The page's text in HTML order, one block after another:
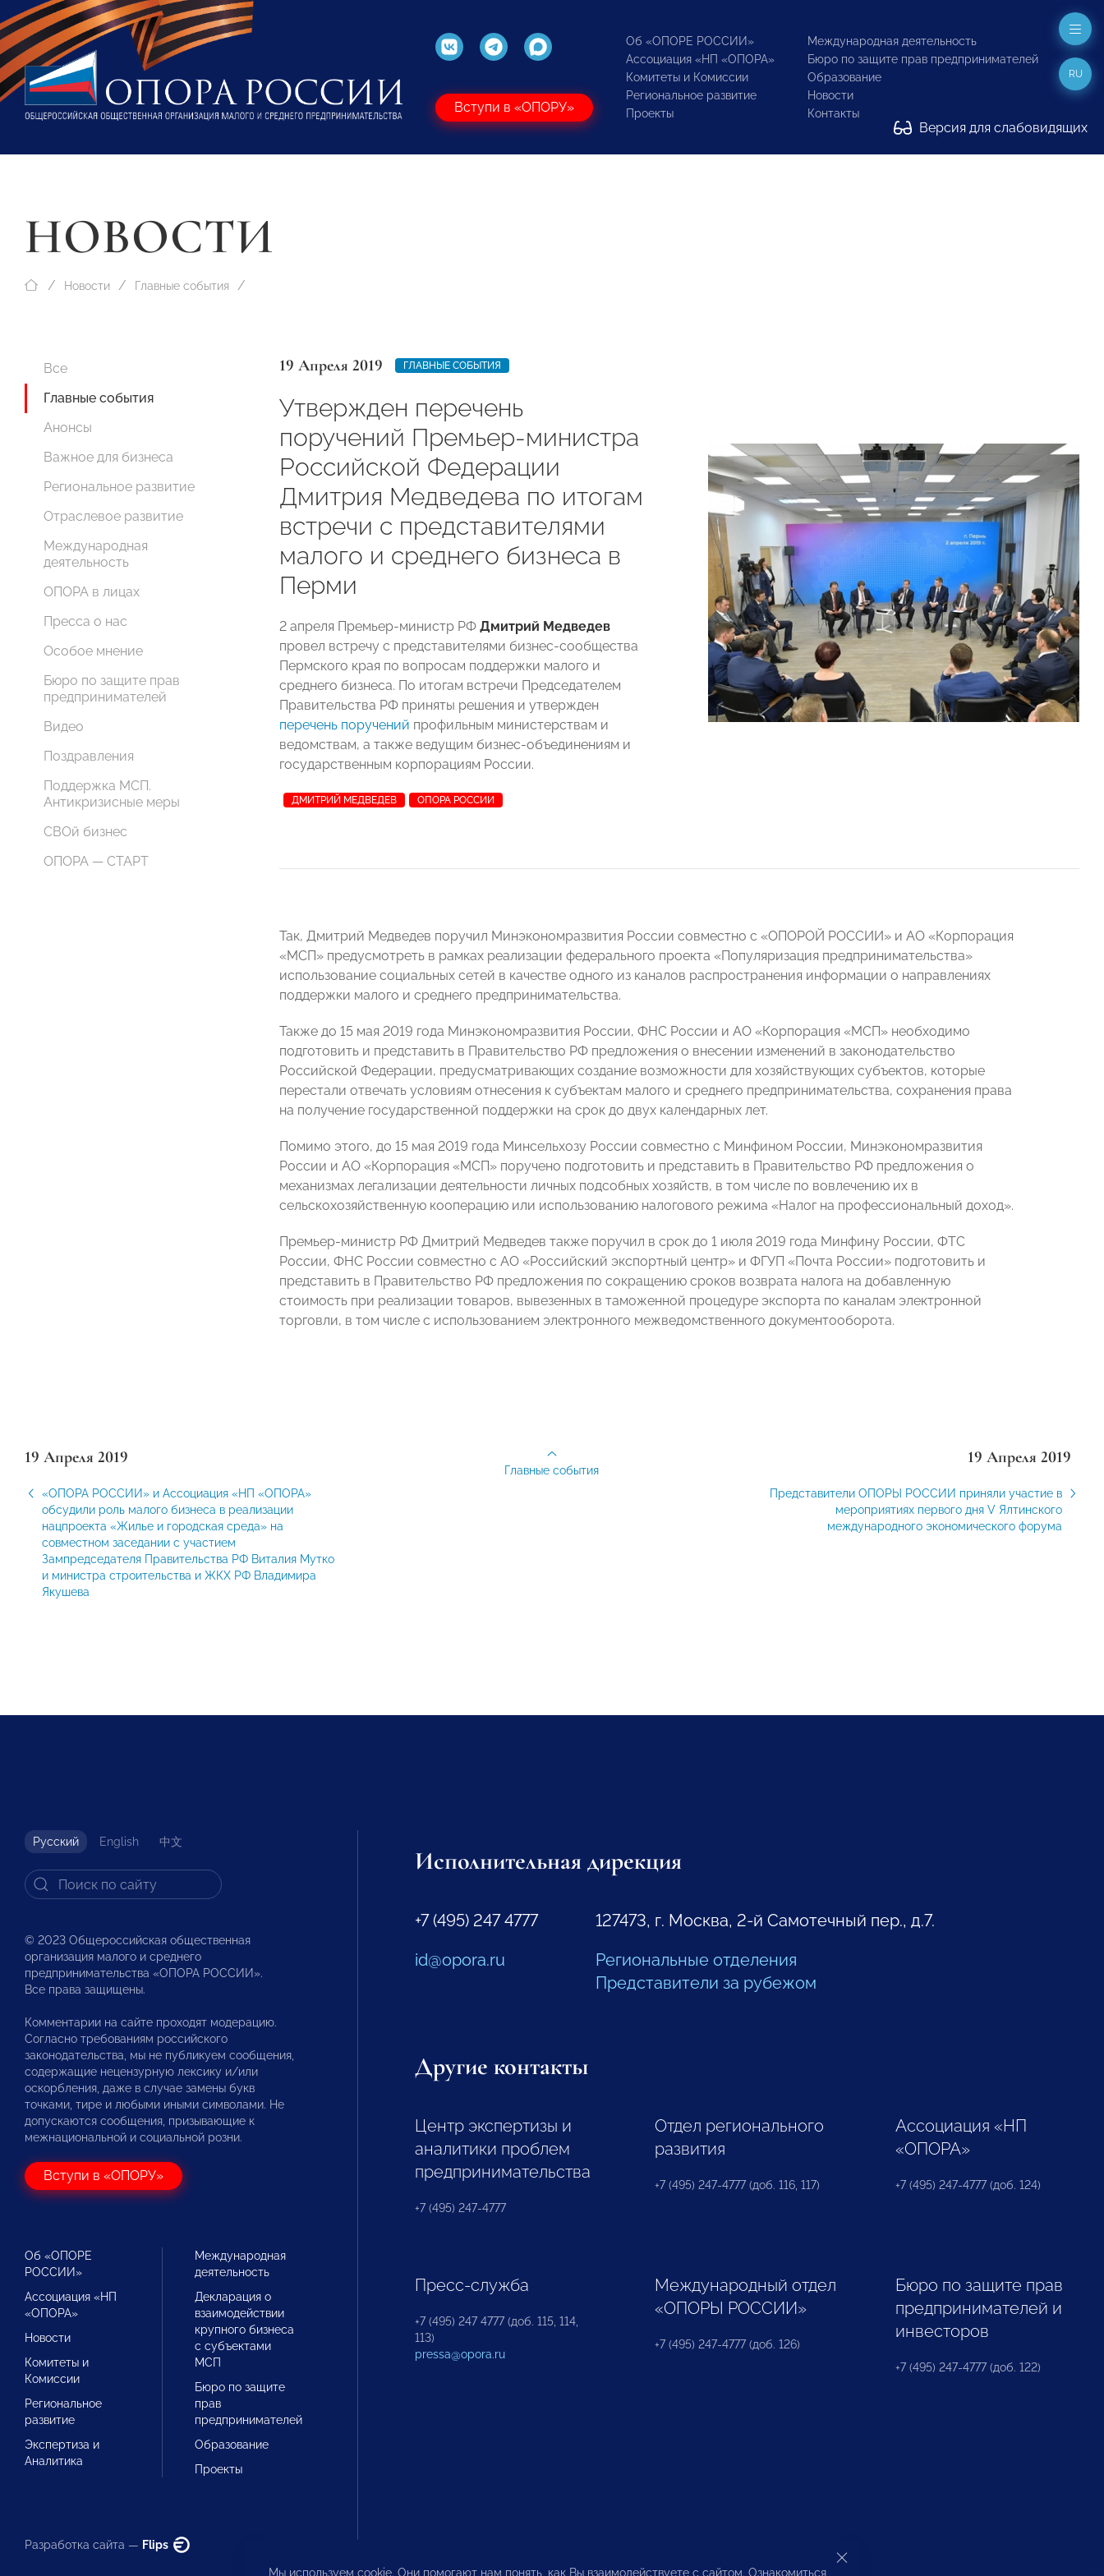
Вступи в «ОПОРУ»
Об «ОПОРЕ РОССИИ»
Ассоциация «НП «ОПОРА»
Комитеты и Комиссии
Региональное развитие
Проекты
Международная деятельность
Бюро по защите прав предпринимателей
Образование
Новости
Контакты
Версия для слабовидящих
RU
НОВОСТИ
Новости Главные события
Все
Главные события
Анонсы
Важное для бизнеса
Региональное развитие
Отраслевое развитие
Международная
деятельность
ОПОРА в лицах
Пресса о нас
Особое мнение
Бюро по защите прав
предпринимателей
Видео
Поздравления
Поддержка МСП.
Антикризисные меры
СВОй бизнес
ОПОРА — СТАРТ
19 Апреля 2019 ГЛАВНЫЕ СОБЫТИЯ
Утвержден перечень
поручений Премьер-министра
Российской Федерации
Дмитрия Медведева по итогам
встречи с представителями
малого и среднего бизнеса в
Перми
2 апреля Премьер-министр РФ Дмитрий Медведев
провел встречу с представителями бизнес-сообщества
Пермского края по вопросам поддержки малого и
среднего бизнеса. По итогам встречи Председателем
Правительства РФ приняты решения и утвержден
перечень поручений профильным министерствам и
ведомствам, а также ведущим бизнес-объединениям и
государственным корпорациям России.
ДМИТРИЙ МЕДВЕДЕВ ОПОРА РОССИИ
Так, Дмитрий Медведев поручил Минэкономразвития России совместно с «ОПОРОЙ РОССИИ» и АО «Корпорация
«МСП» предусмотреть в рамках реализации федерального проекта «Популяризация предпринимательства»
использование социальных сетей в качестве одного из каналов распространения информации о направлениях
поддержки малого и среднего предпринимательства.
Также до 15 мая 2019 года Минэкономразвития России, ФНС России и АО «Корпорация «МСП» необходимо
подготовить и представить в Правительство РФ предложения о внесении изменений в законодательство
Российской Федерации, предусматривающих создание возможности для хозяйствующих субъектов, которые
перестали отвечать условиям отнесения к субъектам малого и среднего предпринимательства, сохранения права
на получение государственной поддержки на срок до двух календарных лет.
Помимо этого, до 15 мая 2019 года Минсельхозу России совместно с Минфином России, Минэкономразвития
России и АО «Корпорация «МСП» поручено подготовить и представить в Правительство РФ предложения о
механизмах легализации деятельности личных подсобных хозяйств, в том числе по вовлечению их в
сельскохозяйственную кооперацию или использованию налогового режима «Налог на профессиональный доход».
Премьер-министр РФ Дмитрий Медведев также поручил в срок до 1 июля 2019 года Минфину России, ФТС
России, ФНС России совместно с АО «Российский экспортный центр» и ФГУП «Почта России» подготовить и
представить в Правительство РФ предложения по сокращению сроков возврата налога на добавленную
стоимость при реализации товаров, вывезенных в таможенной процедуре экспорта по каналам электронной
торговли, в том числе с использованием электронного межведомственного документооборота.
19 Апреля 2019
«ОПОРА РОССИИ» и Ассоциация «НП «ОПОРА»
обсудили роль малого бизнеса в реализации
нацпроекта «Жилье и городская среда» на
совместном заседании с участием
Зампредседателя Правительства РФ Виталия Мутко
и министра строительства и ЖКХ РФ Владимира
Якушева
19 Апреля 2019
Представители ОПОРЫ РОССИИ приняли участие в
мероприятиях первого дня V Ялтинского
международного экономического форума
Главные события
Русский English 中文
© 2023 Общероссийская общественная
организация малого и среднего
предпринимательства «ОПОРА РОССИИ».
Все права защищены.
Комментарии на сайте проходят модерацию.
Согласно требованиям российского
законодательства, мы не публикуем сообщения,
содержащие нецензурную лексику и/или
оскорбления, даже в случае замены букв
точками, тире и любыми иными символами. Не
допускаются сообщения, призывающие к
межнациональной и социальной розни.
Вступи в «ОПОРУ»
Об «ОПОРЕ
РОССИИ»
Ассоциация «НП
«ОПОРА»
Новости
Комитеты и
Комиссии
Региональное
развитие
Экспертиза и
Аналитика
Международная
деятельность
Декларация о
взаимодействии
крупного бизнеса
с субъектами
МСП
Бюро по защите
прав
предпринимателей
Образование
Проекты
Разработка сайта — Flips
Исполнительная дирекция
+7 (495) 247 4777
id@opora.ru
127473, г. Москва, 2-й Самотечный пер., д.7.
Региональные отделения
Представители за рубежом
Другие контакты
Центр экспертизы и
аналитики проблем
предпринимательства
+7 (495) 247-4777
Отдел регионального
развития
+7 (495) 247-4777 (доб. 116, 117)
Ассоциация «НП
«ОПОРА»
+7 (495) 247-4777 (доб. 124)
Пресс-служба
+7 (495) 247 4777 (доб. 115, 114,
113)
pressa@opora.ru
Международный отдел
«ОПОРЫ РОССИИ»
+7 (495) 247-4777 (доб. 126)
Бюро по защите прав
предпринимателей и
инвесторов
+7 (495) 247-4777 (доб. 122)
Мы используем cookie. Они помогают нам понять, как Вы взаимодействуете с сайтом. Ознакомиться